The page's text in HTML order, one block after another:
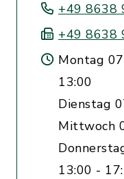
+49 8638
+49 8638
Montag
13:00
Dienstag
Mittwoch
13:00 -